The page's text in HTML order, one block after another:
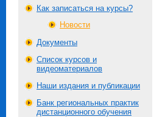
Как записаться на курсы?
Новости
Документы
Список курсов и
видеоматериалов
Наши издания и публикации
Банк региональных практик
дистанционного обучения